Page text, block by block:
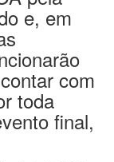
e, em
com
toda
final,